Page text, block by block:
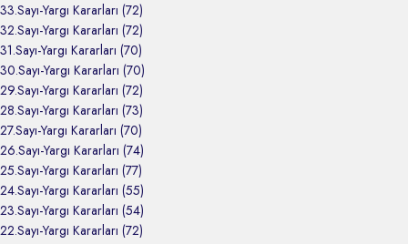
33.Sayı-Yargı Kararları (72)
32.Sayı-Yargı Kararları (72)
31.Sayı-Yargı Kararları (70)
30.Sayı-Yargı Kararları (70)
29.Sayı-Yargı Kararları (72)
28.Sayı-Yargı Kararları (73)
27.Sayı-Yargı Kararları (70)
26.Sayı-Yargı Kararları (74)
25.Sayı-Yargı Kararları (77)
24.Sayı-Yargı Kararları (55)
23.Sayı-Yargı Kararları (54)
22.Sayı-Yargı Kararları (72)